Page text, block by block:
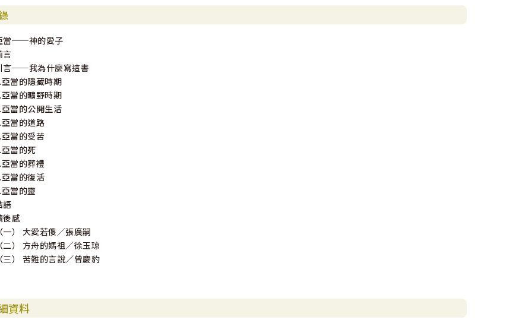
當──神的愛子
言
言──我為什麼寫這書
當的隱藏時期
當的曠野時期
當的公開生活
當的道路
當的受苦
當的死
當的葬禮
當的復活
當的靈
語
後感
一） 大愛若傻／張廣嗣
二） 方舟的媽祖／徐玉琼
三） 苦難的言說／曾慶豹
資料